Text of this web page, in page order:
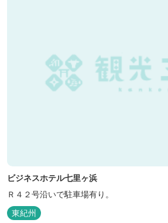
ビジネスホテル七里ヶ浜
Ｒ４２号沿いで駐車場有り。
東紀州